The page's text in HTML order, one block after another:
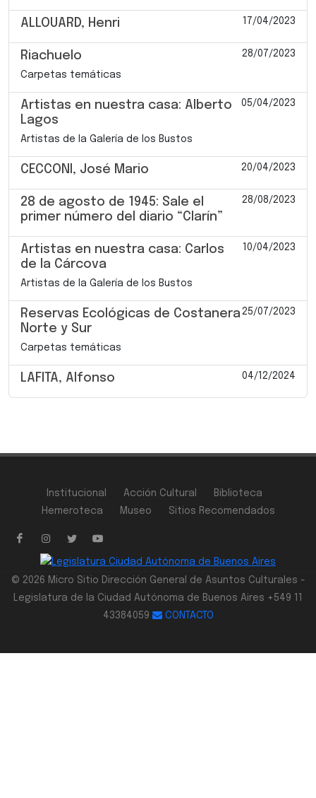
ALLOUARD, Henri 17/04/2023
Riachuelo 28/07/2023
Carpetas temáticas
Artistas en nuestra casa: Alberto
Lagos
05/04/2023
Artistas de la Galería de los Bustos
CECCONI, José Mario 20/04/2023
28 de agosto de 1945: Sale el
primer número del diario “Clarín”
28/08/2023
Artistas en nuestra casa: Carlos
de la Cárcova
10/04/2023
Artistas de la Galería de los Bustos
Reservas Ecológicas de Costanera
Norte y Sur
25/07/2023
Carpetas temáticas
LAFITA, Alfonso 04/12/2024
Institucional Acción Cultural
Biblioteca
Hemeroteca
Museo Sitios Recomendados
© 2026 Micro Sitio Dirección General de Asuntos Culturales -
Legislatura de la Ciudad Autónoma de Buenos Aires +549 11
43384059
CONTACTO